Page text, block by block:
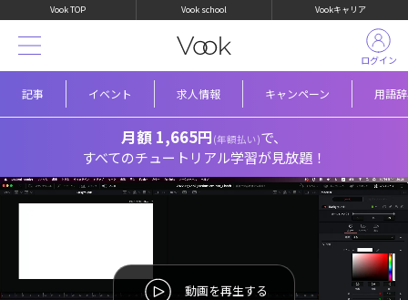
Vook TOP Vook school Vookキャリア
記事 イベント 求人情報 キャンペーン 用語
ログイン
月額 1,665円 (年額払い)で、
すべてのチュートリアル学習が見放題！
動画を再生する